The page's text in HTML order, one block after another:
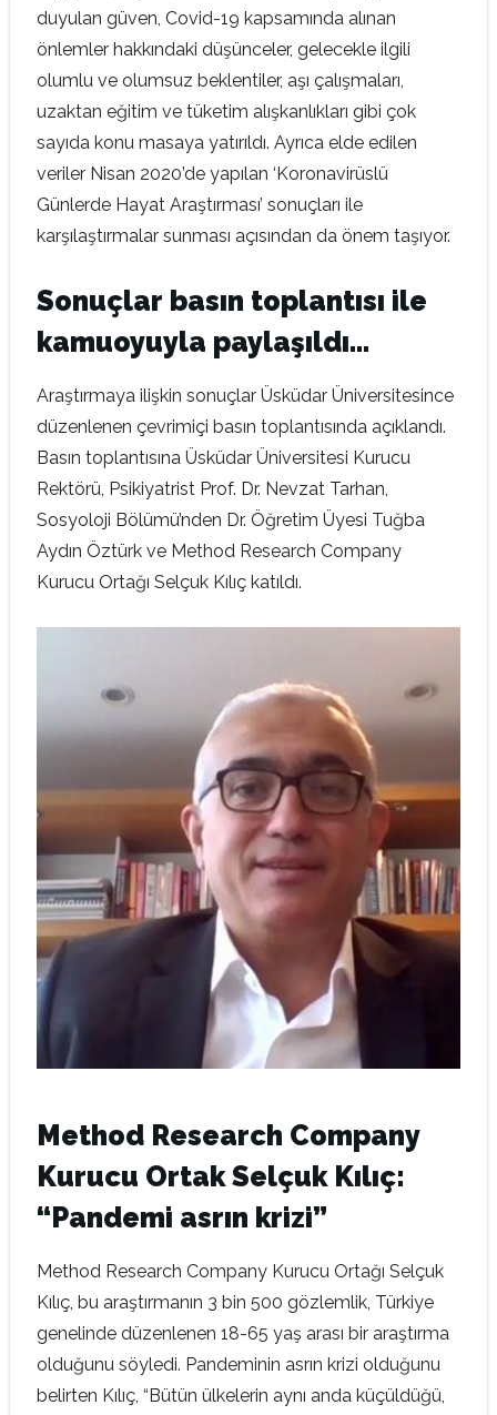
duyulan güven, Covid-19 kapsamında alınan
önlemler hakkındaki düşünceler, gelecekle ilgili
olumlu ve olumsuz beklentiler, aşı çalışmaları,
uzaktan eğitim ve tüketim alışkanlıkları gibi çok
sayıda konu masaya yatırıldı. Ayrıca elde edilen
veriler Nisan 2020’de yapılan ‘Koronavirüslü
Günlerde Hayat Araştırması’ sonuçları ile
karşılaştırmalar sunması açısından da önem taşıyor.
Sonuçlar basın toplantısı ile
kamuoyuyla paylaşıldı…
Araştırmaya ilişkin sonuçlar Üsküdar Üniversitesince
düzenlenen çevrimiçi basın toplantısında açıklandı.
Basın toplantısına Üsküdar Üniversitesi Kurucu
Rektörü, Psikiyatrist Prof. Dr. Nevzat Tarhan,
Sosyoloji Bölümü’nden Dr. Öğretim Üyesi Tuğba
Aydın Öztürk ve Method Research Company
Kurucu Ortağı Selçuk Kılıç katıldı.
Method Research Company
Kurucu Ortak Selçuk Kılıç:
“Pandemi asrın krizi”
Method Research Company Kurucu Ortağı Selçuk
Kılıç, bu araştırmanın 3 bin 500 gözlemlik, Türkiye
genelinde düzenlenen 18-65 yaş arası bir araştırma
olduğunu söyledi. Pandeminin asrın krizi olduğunu
belirten Kılıç, “Bütün ülkelerin aynı anda küçüldüğü,